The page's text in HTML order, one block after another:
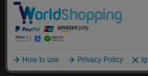
ご利用規
Copyright © YOKOHAMA DeNA